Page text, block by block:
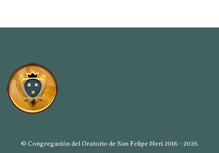
© Congregación del Oratorio de San Felipe Neri 2016 - 2026